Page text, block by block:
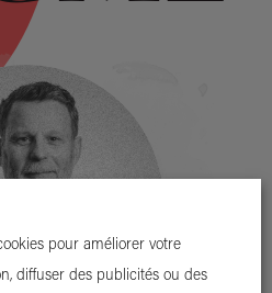
pour améliorer votre
diffuser des publicités ou des